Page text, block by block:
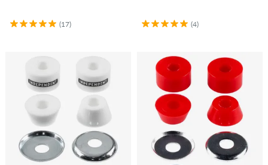
(17) (4)